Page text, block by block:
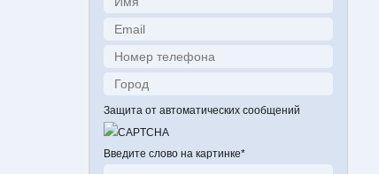
Защита от автоматических сообщений
Введите слово на картинке*